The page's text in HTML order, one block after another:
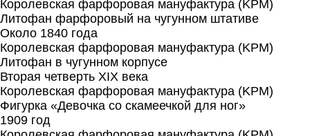
Королевская фарфоровая мануфактура (KPM)
Литофан фарфоровый на чугунном штативе
Около 1840 года
Королевская фарфоровая мануфактура (KPM)
Литофан в чугунном корпусе
Вторая четверть XIX века
Королевская фарфоровая мануфактура (KPM)
Фигурка «Девочка со скамеечкой для ног»
1909 год